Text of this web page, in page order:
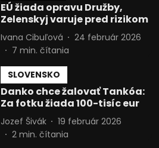
EÚ žiada opravu Družby,
Zelenskyj varuje pred rizikom
Ivana Cibuľová
24 február 2026
7 min. čítania
SLOVENSKO
Danko chce žalovať Tankóa:
Za fotku žiada 100-tisíc eur
Jozef Šivák
19 február 2026
2 min. čítania